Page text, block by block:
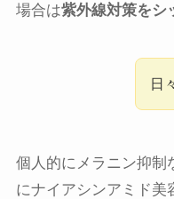
場合は紫外線対策をシ
日
個人的にメラニン抑制
にナイアシンアミド美